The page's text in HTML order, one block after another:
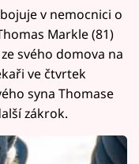
v nemocnici o
Markle (81)
svého domova na
ve čtvrtek
syna Thomase
zákrok.